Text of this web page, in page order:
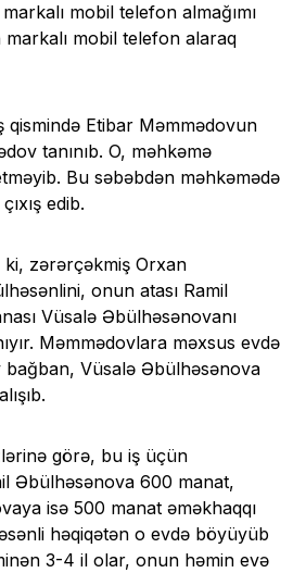
mobil telefon almağımı
markalı mobil telefon alaraq
qismində Etibar Məmmədovun
tanınıb. O, məhkəmə
Bu səbəbdən məhkəmədə
edib.
zərərçəkmiş Orxan
onun atası Ramil
Vüsalə Əbülhəsənovanı
Məmmədovlara məxsus evdə
bağban, Vüsalə Əbülhəsənova
görə, bu iş üçün
Əbülhəsənova 600 manat,
isə 500 manat əməkhaqqı
həqiqətən o evdə böyüyüb
3-4 il olar, onun həmin evə